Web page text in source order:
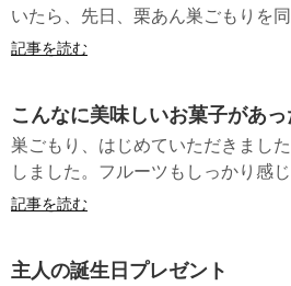
いたら、先日、栗あん巣ごもりを
記事を読む
こんなに美味しいお菓子があっ
巣ごもり、はじめていただきまし
しました。フルーツもしっかり感
記事を読む
主人の誕生日プレゼント